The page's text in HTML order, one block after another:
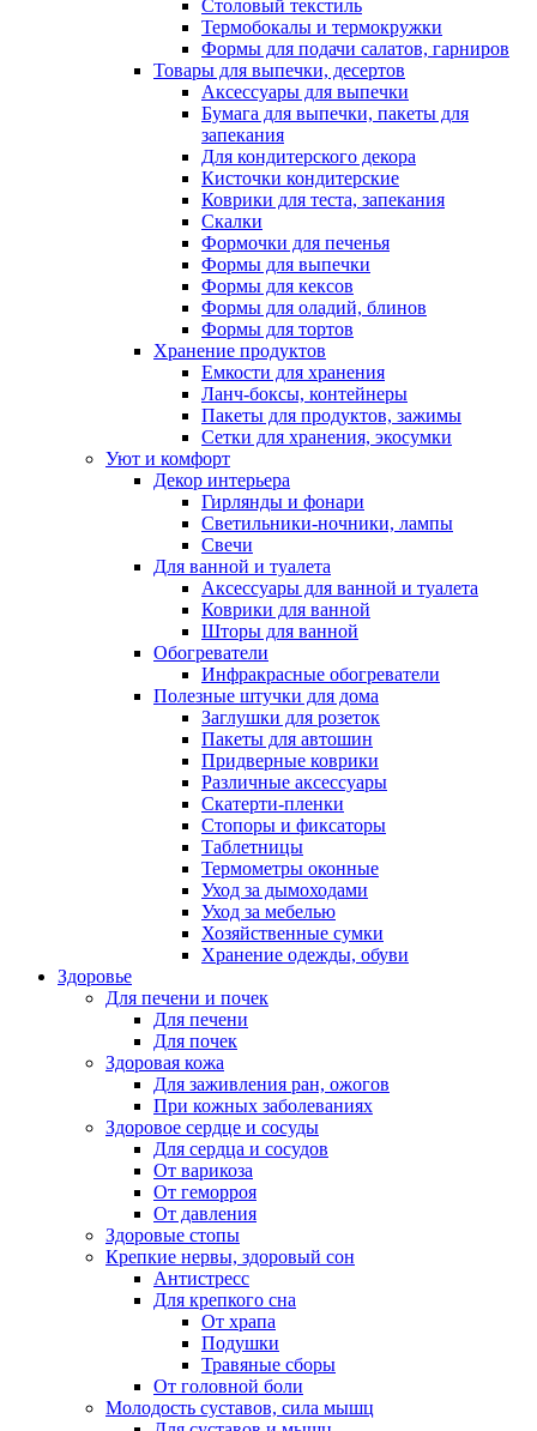
Столовый текстиль
Термобокалы и термокружки
Формы для подачи салатов, гарниров
Товары для выпечки, десертов
Аксессуары для выпечки
Бумага для выпечки, пакеты для
запекания
Для кондитерского декора
Кисточки кондитерские
Коврики для теста, запекания
Скалки
Формочки для печенья
Формы для выпечки
Формы для кексов
Формы для оладий, блинов
Формы для тортов
Хранение продуктов
Емкости для хранения
Ланч-боксы, контейнеры
Пакеты для продуктов, зажимы
Сетки для хранения, экосумки
Уют и комфорт
Декор интерьера
Гирлянды и фонари
Светильники-ночники, лампы
Свечи
Для ванной и туалета
Аксессуары для ванной и туалета
Коврики для ванной
Шторы для ванной
Обогреватели
Инфракрасные обогреватели
Полезные штучки для дома
Заглушки для розеток
Пакеты для автошин
Придверные коврики
Различные аксессуары
Скатерти-пленки
Стопоры и фиксаторы
Таблетницы
Термометры оконные
Уход за дымоходами
Уход за мебелью
Хозяйственные сумки
Хранение одежды, обуви
Здоровье
Для печени и почек
Для печени
Для почек
Здоровая кожа
Для заживления ран, ожогов
При кожных заболеваниях
Здоровое сердце и сосуды
Для сердца и сосудов
От варикоза
От геморроя
От давления
Здоровые стопы
Крепкие нервы, здоровый сон
Антистресс
Для крепкого сна
От храпа
Подушки
Травяные сборы
От головной боли
Молодость суставов, сила мышц